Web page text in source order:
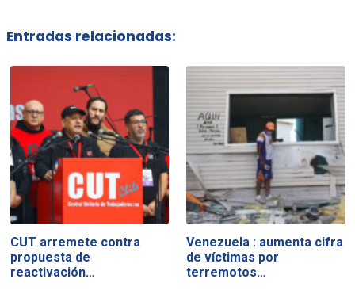
Entradas relacionadas:
CUT arremete contra
propuesta de
reactivación…
Venezuela : aumenta cifra
de víctimas por
terremotos…